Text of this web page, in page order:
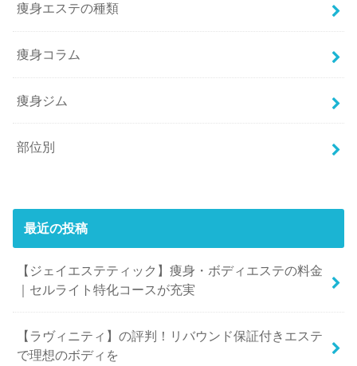
痩身エステの種類
痩身コラム
痩身ジム
部位別
最近の投稿
【ジェイエステティック】痩身・ボディエステの料金
｜セルライト特化コースが充実
【ラヴィニティ】の評判！リバウンド保証付きエステ
で理想のボディを